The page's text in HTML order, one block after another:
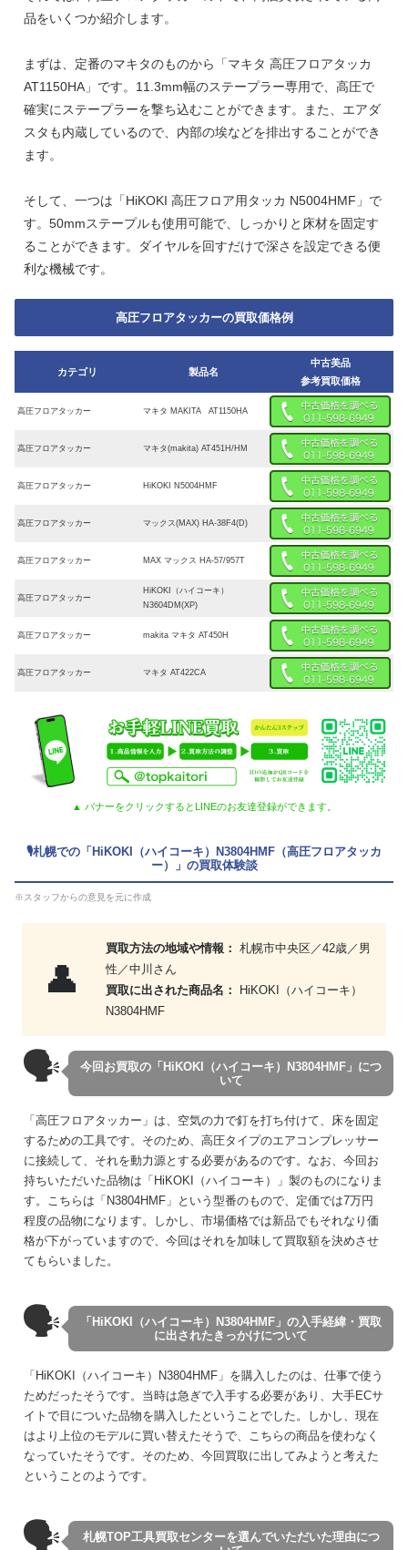
品をいくつか紹介します。
まずは、定番のマキタのものから「マキタ 高圧フロアタッカ
AT1150HA」です。11.3mm幅のステープラー専用で、高圧で
確実にステープラーを撃ち込むことができます。また、エアダ
スタも内蔵しているので、内部の埃などを排出することができ
ます。
そして、一つは「HiKOKI 高圧フロア用タッカ N5004HMF」で
す。50mmステープルも使用可能で、しっかりと床材を固定す
ることができます。ダイヤルを回すだけで深さを設定できる便
利な機械です。
高圧フロアタッカーの買取価格例
カテゴリ 製品名
中古美品
参考買取価格
高圧フロアタッカー マキタ MAKITA AT1150HA
高圧フロアタッカー マキタ(makita) AT451H/HM
高圧フロアタッカー HiKOKI N5004HMF
高圧フロアタッカー マックス(MAX) HA-38F4(D)
高圧フロアタッカー MAX マックス HA-57/957T
高圧フロアタッカー
HiKOKI（ハイコーキ）
N3604DM(XP)
高圧フロアタッカー makita マキタ AT450H
高圧フロアタッカー マキタ AT422CA
▲ バナーをクリックするとLINEのお友達登録ができます。
🎙札幌での「HiKOKI（ハイコーキ）N3804HMF（高圧フロアタッカ
ー）」の買取体験談
※スタッフからの意見を元に作成
👤
買取方法の地域や情報： 札幌市中央区／42歳／男
性／中川さん
買取に出された商品名：
HiKOKI（ハイコーキ）
N3804HMF
🗣
今回お買取の「HiKOKI（ハイコーキ）N3804HMF」につ
いて
「高圧フロアタッカー」は、空気の力で釘を打ち付けて、床を固定
するための工具です。そのため、高圧タイプのエアコンプレッサー
に接続して、それを動力源とする必要があるのです。なお、今回お
持ちいただいた品物は「HiKOKI（ハイコーキ）」製のものになりま
す。こちらは「N3804HMF」という型番のもので、定価では7万円
程度の品物になります。しかし、市場価格では新品でもそれなり価
格が下がっていますので、今回はそれを加味して買取額を決めさせ
てもらいました。
🗣
「HiKOKI（ハイコーキ）N3804HMF」の入手経緯・買取
に出されたきっかけについて
「HiKOKI（ハイコーキ）N3804HMF」を購入したのは、仕事で使う
ためだったそうです。当時は急ぎで入手する必要があり、大手ECサ
イトで目についた品物を購入したということでした。しかし、現在
はより上位のモデルに買い替えたそうで、こちらの商品を使わなく
なっていたそうです。そのため、今回買取に出してみようと考えた
ということのようです。
🗣
札幌TOP工具買取センターを選んでいただいた理由につ